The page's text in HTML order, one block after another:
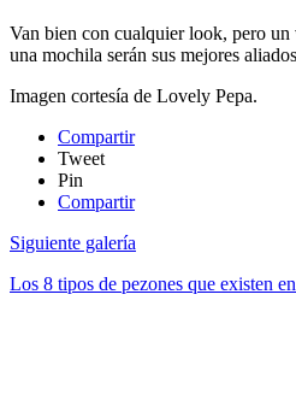
Van bien con cualquier look, pero
una mochila serán sus mejores
Imagen cortesía de Lovely Pepa.
Compartir
Tweet
Pin
Compartir
Siguiente galería
Los 8 tipos de pezones que existen